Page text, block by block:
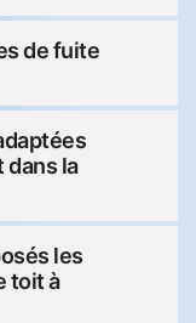
de fuite
la
les
toit à